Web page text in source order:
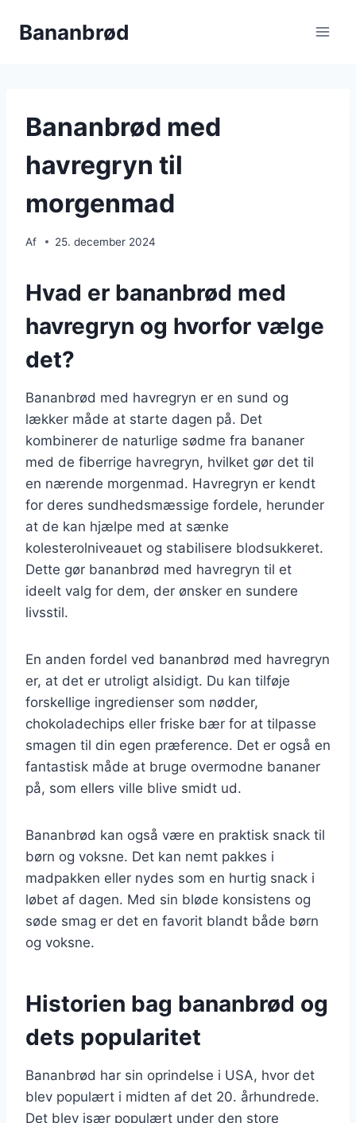
Bananbrød
Bananbrød med
havregryn til
morgenmad
Af 25. december 2024
Hvad er bananbrød med
havregryn og hvorfor vælge
det?
Bananbrød med havregryn er en sund og
lækker måde at starte dagen på. Det
kombinerer de naturlige sødme fra bananer
med de fiberrige havregryn, hvilket gør det til
en nærende morgenmad. Havregryn er kendt
for deres sundhedsmæssige fordele, herunder
at de kan hjælpe med at sænke
kolesterolniveauet og stabilisere blodsukkeret.
Dette gør bananbrød med havregryn til et
ideelt valg for dem, der ønsker en sundere
livsstil.
En anden fordel ved bananbrød med havregryn
er, at det er utroligt alsidigt. Du kan tilføje
forskellige ingredienser som nødder,
chokoladechips eller friske bær for at tilpasse
smagen til din egen præference. Det er også en
fantastisk måde at bruge overmodne bananer
på, som ellers ville blive smidt ud.
Bananbrød kan også være en praktisk snack til
børn og voksne. Det kan nemt pakkes i
madpakken eller nydes som en hurtig snack i
løbet af dagen. Med sin bløde konsistens og
søde smag er det en favorit blandt både børn
og voksne.
Historien bag bananbrød og
dets popularitet
Bananbrød har sin oprindelse i USA, hvor det
blev populært i midten af det 20. århundrede.
Det blev især populært under den store